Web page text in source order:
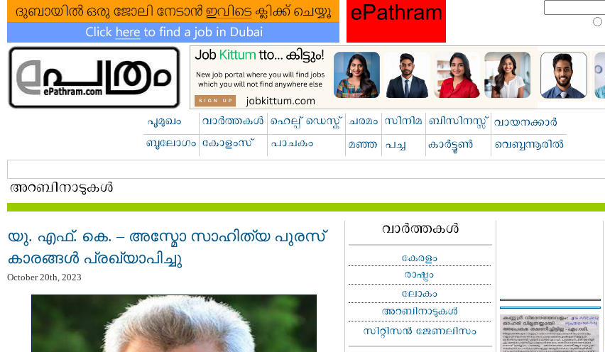
യു.​ എ​ഫ്.​ കെ. – അസ്മോ സാ​ഹി​ത്യ പു​ര​സ്‌​
കാ​ര​ങ്ങ​ള്‍ പ്ര​ഖ്യാ​പി​ച്ചു
October 20th, 2023